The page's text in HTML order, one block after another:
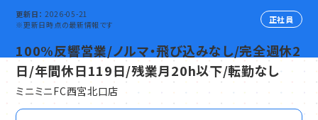
更新日
2026-05-21
※更新日時点の最新情報です
正社員
100%反響営業/ノルマ・飛び込みなし/完全週休2
日/年間休日119日/残業月20h以下/転勤なし
ミニミニFC西宮北口店